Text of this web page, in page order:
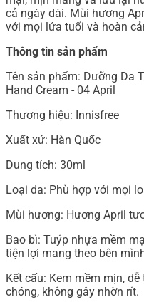
cả ngày dài. Mùi hương
với mọi lứa tuổi và hoàn
Thông tin sản phẩm
Tên sản phẩm: Dưỡng Da
Hand Cream - 04 April
Thương hiệu: Innisfree
Xuất xứ: Hàn Quốc
Dung tích: 30ml
Loại da: Phù hợp với mọi
Mùi hương: Hương April
Bao bì: Tuýp nhựa mềm
tiện lợi mang theo bên
Kết cấu: Kem mềm mịn,
chóng, không gây nhờn rít.